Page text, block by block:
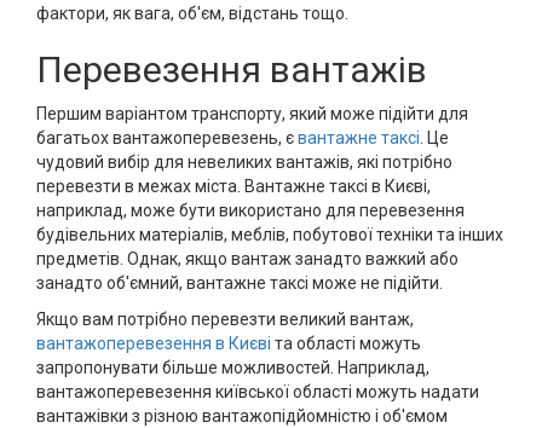
фактори, як вага, об'єм, відстань тощо.
Перевезення вантажів
Першим варіантом транспорту, який може підійти для
багатьох вантажоперевезень, євантажне таксі . Це
чудовий вибір для невеликих вантажів, які потрібно
перевезти в межах міста. Вантажне таксі в Києві,
наприклад, може бути використано для перевезення
будівельних матеріалів, меблів, побутової техніки та інших
предметів. Однак, якщо вантаж занадто важкий або
занадто об'ємний, вантажне таксі може не підійти.
Якщо вам потрібно перевезти великий вантаж,
вантажоперевезення в Києві та області можуть
запропонувати більше можливостей. Наприклад,
вантажоперевезення київської області можуть надати
вантажівки з різною вантажопідйомністю і об'ємом